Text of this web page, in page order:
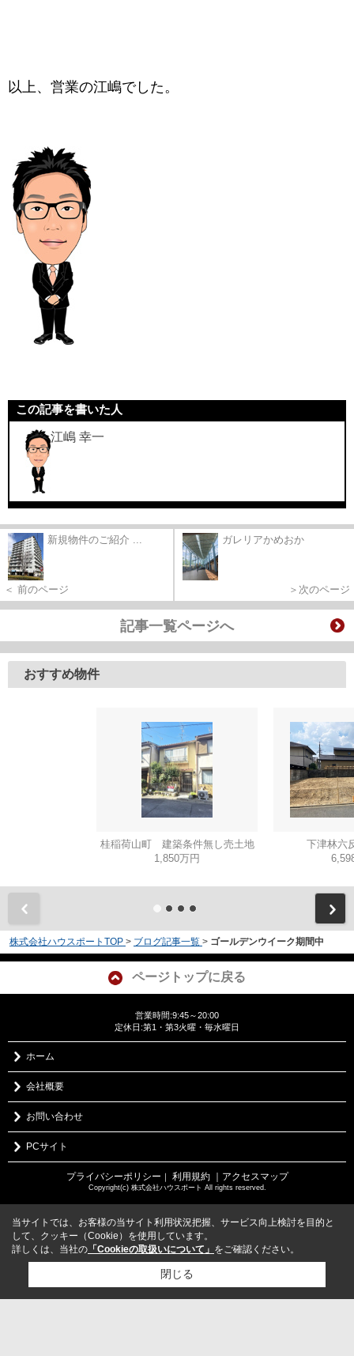
以上、営業の江嶋でした。
この記事を書いた人
江嶋 幸一
新規物件のご紹介 ...
＜ 前のページ
ガレリアかめおか
＞次のページ
記事一覧ページへ
おすすめ物件
桂稲荷山町 建築条件無し売土地
1,850万円
下津林六
株式会社ハウスポートTOP > ブログ記事一覧 > ゴールデンウイーク期間中
ページトップに戻る
営業時間:9:45～20:00
定休日:第1・第3火曜・毎水曜日
ホーム
会社概要
お問い合わせ
PCサイト
プライバシーポリシー ｜ 利用規約 ｜アクセスマップ
Copyright(c) 株式会社ハウスポート All rights reserved.
当サイトでは、お客様の当サイト利用状況把握、サービス向上検討を目的と
して、クッキー（Cookie）を使用しています。
詳しくは、当社の 「Cookieの取扱いについて」 をご確認ください。
閉じる